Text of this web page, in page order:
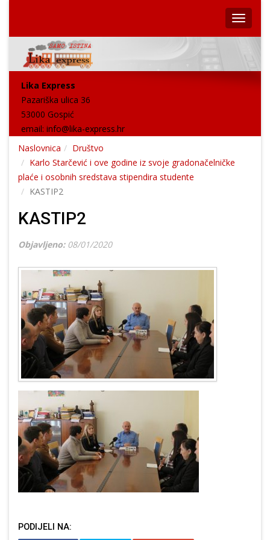
Lika Express
Pazariška ulica 36
53000 Gospić
email: info@lika-express.hr
Naslovnica
Društvo
Karlo Starčević i ove godine iz svoje gradonačelničke
plaće i osobnih sredstava stipendira studente
KASTIP2
KASTIP2
Objavljeno: 08/01/2020
PODIJELI NA: